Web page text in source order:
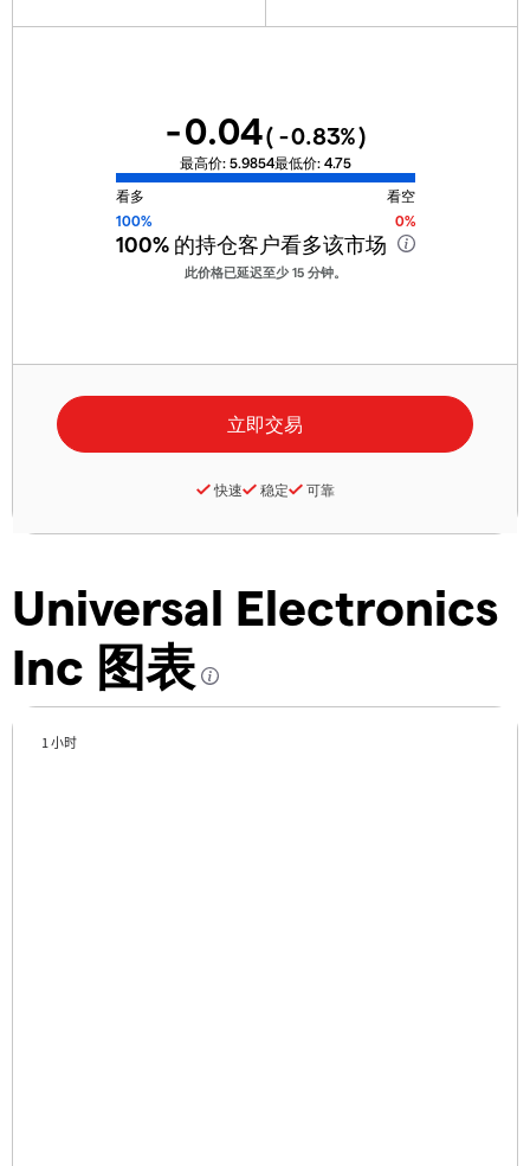
Universal Electronics
Inc 图表
1 小时
-0.04( -0.83%)
最高价: 5.9854最低价: 4.75
看多
看空
100%
0%
100%的持仓客户看多该市场
此价格已延迟至少 15 分钟。
快速 稳定 可靠